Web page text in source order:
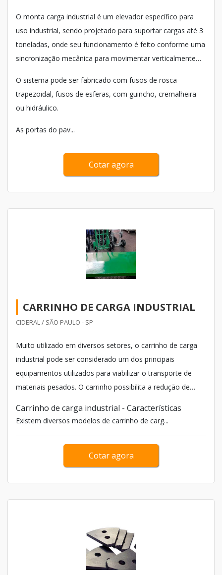
O monta carga industrial é um elevador específico para
uso industrial, sendo projetado para suportar cargas até 3
toneladas, onde seu funcionamento é feito conforme uma
sincronização mecânica para movimentar verticalmente
O sistema pode ser fabricado com fusos de rosca
trapezoidal, fusos de esferas, com guincho, cremalheira
ou hidráulico.
As portas do pav...
Cotar agora
CARRINHO DE CARGA INDUSTRIAL
CIDERAL / SÃO PAULO - SP
Muito utilizado em diversos setores, o carrinho de carga
industrial pode ser considerado um dos principais
equipamentos utilizados para viabilizar o transporte de
materiais pesados. O carrinho possibilita a redução de
agiliza os procedimentos industriais.
Carrinho de carga industrial - Características
Existem diversos modelos de carrinho de carg...
Cotar agora